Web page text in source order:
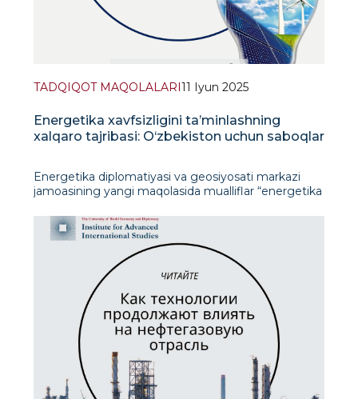
TADQIQOT MAQOLALARI11 Iyun 2025
Energetika xavfsizligini ta’minlashning
xalqaro tajribasi: O‘zbekiston uchun saboqlar
Energetika diplomatiyasi va geosiyosati markazi
jamoasining yangi maqolasida mualliflar “energetika
iqtisodiy, geosiyosiy va ekologik jihatlarini ko‘rib
chiqishgan. Mualliflar ta’kidlashich